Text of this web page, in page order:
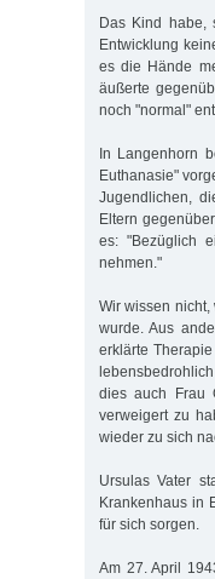
Das Kind habe,
Entwicklung
es die Hände
äußerte
noch "normal"
In Langenhorn
Euthanasie"
Jugendlichen,
Eltern
es: "Bezüglich
nehmen."
Wir wissen
wurde. Aus
erklärte
dies auch Frau
verweigert zu
wieder zu sich
Ursulas Vater
Krankenhaus in
für sich sorgen.
Am 27. April